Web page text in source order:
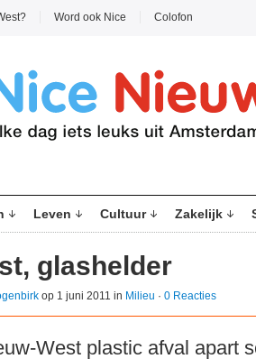
Word ook Nice Colofon
Leven Cultuur Zakelijk
glashelder
op 1 juni 2011 in Milieu · 0 Reacties
West plastic afval apart